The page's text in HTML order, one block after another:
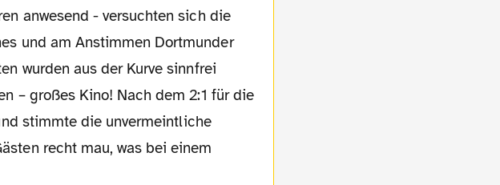
anwesend - versuchten sich die
und am Anstimmen Dortmunder
wurden aus der Kurve sinnfrei
– großes Kino! Nach dem 2:1 für die
stimmte die unvermeintliche
recht mau, was bei einem